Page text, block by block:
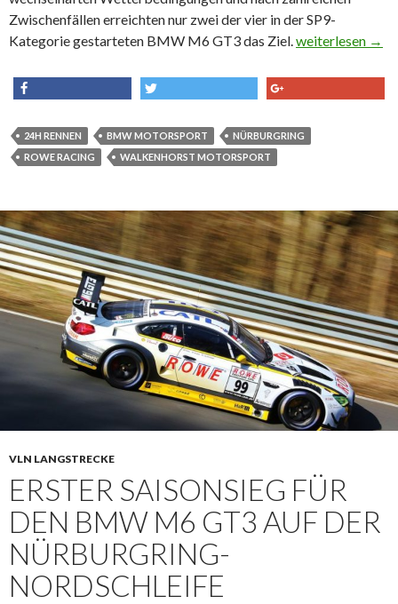
Zwischenfällen erreichten nur zwei der vier in der SP9-
Kategorie gestarteten BMW M6 GT3 das Ziel.Enttäuschende
weiterlesen →
24H RENNEN BMW MOTORSPORT
NÜRBURGRING
ROWE RACING
WALKENHORST MOTORSPORT
VLN LANGSTRECKE
ERSTER SAISONSIEG FÜR
DEN BMW M6 GT3 AUF DER
NÜRBURGRING-
NORDSCHLEIFE